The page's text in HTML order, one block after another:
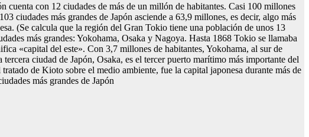
cuenta con 12 ciudades de más de un millón de habitantes. Casi 100 millones
ciudades más grandes de Japón asciende a 63,9 millones, es decir, algo más
(Se calcula que la región del Gran Tokio tiene una población de unos 13
más grandes: Yokohama, Osaka y Nagoya. Hasta 1868 Tokio se llamaba
«capital del este». Con 3,7 millones de habitantes, Yokohama, al sur de
ciudad de Japón, Osaka, es el tercer puerto marítimo más importante del
de Kioto sobre el medio ambiente, fue la capital japonesa durante más de
más grandes de Japón